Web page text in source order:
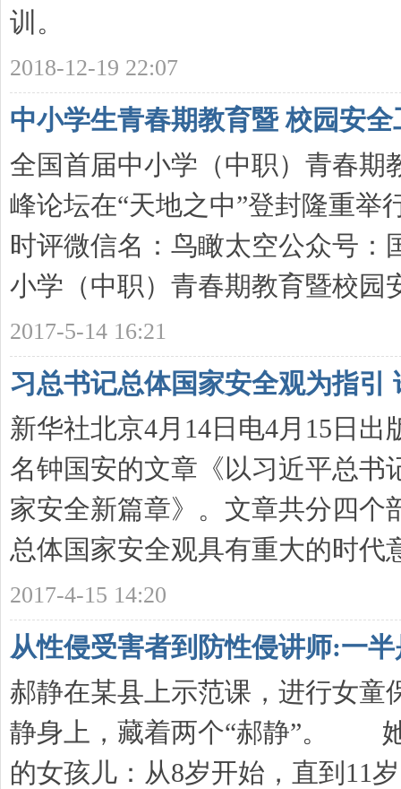
训。
2018-12-19 22:07
中小学生青春期教育暨 校园安
全国首届中小学（中职）青春期
峰论坛在“天地之中”登封隆重举
时评微信名：鸟瞰太空公众号
小学（中职）青春期教育暨校园
2017-5-14 16:21
习总书记总体国家安全观为指引
新华社北京4月14日电4月15日
名钟国安的文章《以习近平总书
家安全新篇章》。文章共分四个
总体国家安全观具有重大的时代
2017-4-15 14:20
从性侵受害者到防性侵讲师:一
郝静在某县上示范课，进行女
静身上，藏着两个“郝静”。
的女孩儿：从8岁开始，直到11